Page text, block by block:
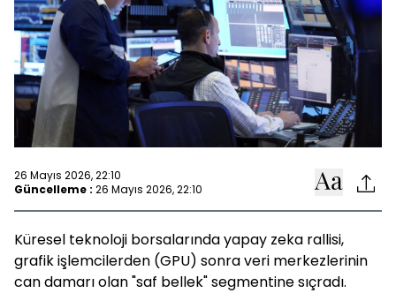
26 Mayıs 2026, 22:10
Güncelleme : 26 Mayıs 2026, 22:10
Küresel teknoloji borsalarında yapay zeka rallisi,
grafik işlemcilerden (GPU) sonra veri merkezlerinin
can damarı olan "saf bellek" segmentine sıçradı.